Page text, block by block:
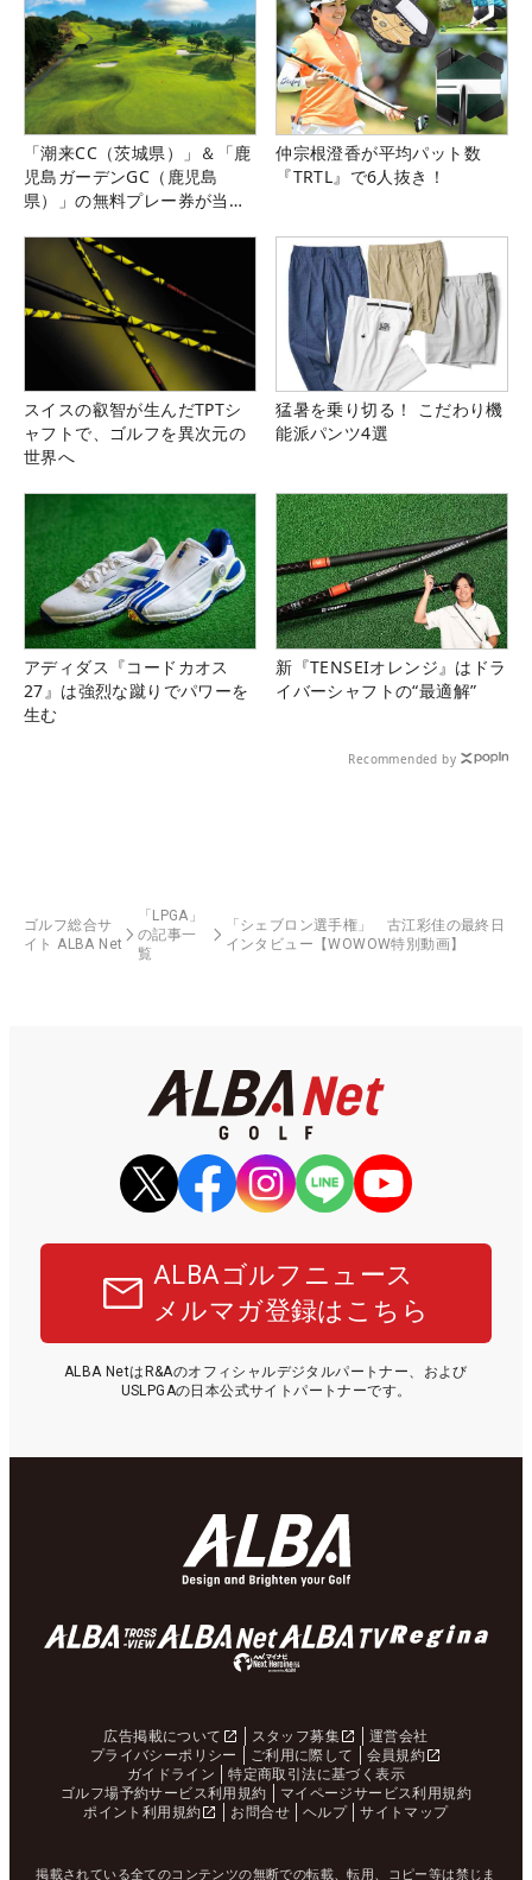
「潮来CC（茨城県）」＆「鹿
児島ガーデンGC（鹿児島
県）」の無料プレー券が当た
仲宗根澄香が平均パット数
『TRTL』で6人抜き！
スイスの叡智が生んだTPTシ
ャフトで、ゴルフを異次元の
世界へ
猛暑を乗り切る！ こだわり機
能派パンツ4選
アディダス『コードカオス
27』は強烈な蹴りでパワーを
生む
新『TENSEIオレンジ』はドラ
イバーシャフトの“最適解”
Recommended by
ゴルフ総合サ
イト ALBA Net
「LPGA」
の記事一
覧
「シェブロン選手権」 古江彩佳の最終日
インタビュー【WOWOW特別動画】
ALBAゴルフニュース
メルマガ登録はこちら
ALBA NetはR&Aのオフィシャルデジタルパートナー、および
USLPGAの日本公式サイトパートナーです。
広告掲載について スタッフ募集
運営会社
プライバシーポリシー
ご利用に際して
会員規約
ガイドライン
特定商取引法に基づく表示
ゴルフ場予約サービス利用規約
マイページサービス利用規約
ポイント利用規約
お問合せ ヘルプ サイトマップ
掲載されている全てのコンテンツの無断での転載、転用、コピー等は禁じま